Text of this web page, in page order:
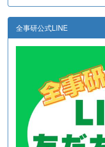
全事研公式LINE